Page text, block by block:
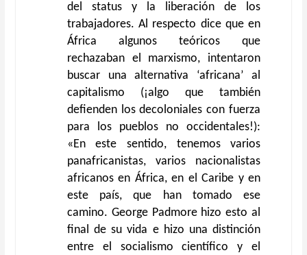
del status y la liberación de los
trabajadores. Al respecto dice que en
África algunos teóricos que
rechazaban el marxismo, intentaron
buscar una alternativa ‘africana’ al
capitalismo (¡algo que también
defienden los decoloniales con fuerza
para los pueblos no occidentales!):
«En este sentido, tenemos varios
panafricanistas, varios nacionalistas
africanos en África, en el Caribe y en
este país, que han tomado ese
camino. George Padmore hizo esto al
final de su vida e hizo una distinción
entre el socialismo científico y el